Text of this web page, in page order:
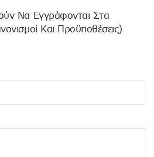
Να Εγγράφονται Στα
Και Προϋποθέσεις)